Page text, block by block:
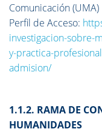
Comunicación (UMA)
Perfil de Acceso:
investigacion-sobre-
y-practica-
admision/
1.1.2. RAMA DE
HUMANIDADES